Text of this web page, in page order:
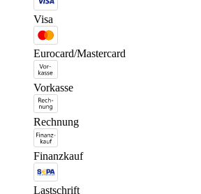
Visa
Eurocard/Mastercard
Vorkasse
Rechnung
Finanzkauf
Lastschrift